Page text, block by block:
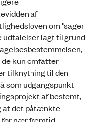
af
om "sager
udtalelser lagt til grund
kun omfatter
tilknytning til den
som udgangspunkt
af bestemt,
at det påtænkte
for nær fremtid.